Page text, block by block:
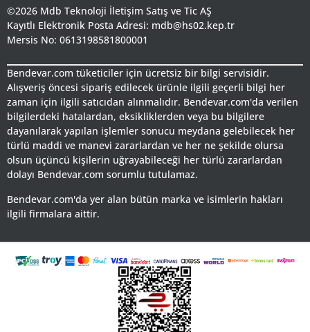
©2026 Mdb Teknoloji İletişim Satış ve Tic AŞ
Kayıtlı Elektronik Posta Adresi: mdb@hs02.kep.tr
Mersis No: 0613198581800001
Bendevar.com tüketiciler için ücretsiz bir bilgi servisidir.
Alışveriş öncesi sipariş edilecek ürünle ilgili geçerli bilgi her
zaman için ilgili satıcıdan alınmalıdır. Bendevar.com'da verilen
bilgilerdeki hatalardan, eksikliklerden veya bu bilgilere
dayanılarak yapılan işlemler sonucu meydana gelebilecek her
türlü maddi ve manevi zararlardan ve her ne şekilde olursa
olsun üçüncü kişilerin uğrayabileceği her türlü zararlardan
dolayı Bendevar.com sorumlu tutulamaz.
Bendevar.com'da yer alan bütün marka ve isimlerin hakları
ilgili firmalara aittir.